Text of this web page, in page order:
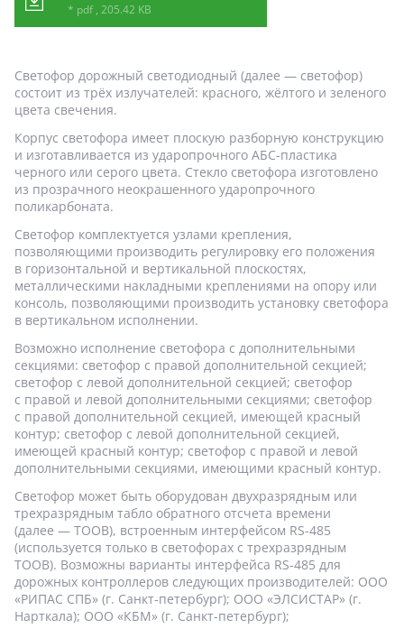
* pdf , 205.42 KB
Светофор дорожный светодиодный (далее — светофор)
состоит из трёх излучателей: красного, жёлтого и зеленого
цвета свечения.
Корпус светофора имеет плоскую разборную конструкцию
и изготавливается из ударопрочного АБС-пластика
черного или серого цвета. Стекло светофора изготовлено
из прозрачного неокрашенного ударопрочного
поликарбоната.
Светофор комплектуется узлами крепления,
позволяющими производить регулировку его положения
в горизонтальной и вертикальной плоскостях,
металлическими накладными креплениями на опору или
консоль, позволяющими производить установку светофора
в вертикальном исполнении.
Возможно исполнение светофора с дополнительными
секциями: светофор с правой дополнительной секцией;
светофор с левой дополнительной секцией; светофор
с правой и левой дополнительными секциями; светофор
с правой дополнительной секцией, имеющей красный
контур; светофор с левой дополнительной секцией,
имеющей красный контур; светофор с правой и левой
дополнительными секциями, имеющими красный контур.
Светофор может быть оборудован двухразрядным или
трехразрядным табло обратного отсчета времени
(далее — ТООВ), встроенным интерфейсом RS-485
(используется только в светофорах с трехразрядным
ТООВ). Возможны варианты интерфейса RS-485 для
дорожных контроллеров следующих производителей: ООО
«РИПАС СПБ» (г. Санкт-петербург); ООО «ЭЛСИСТАР» (г.
Нарткала); ООО «КБМ» (г. Санкт-петербург);